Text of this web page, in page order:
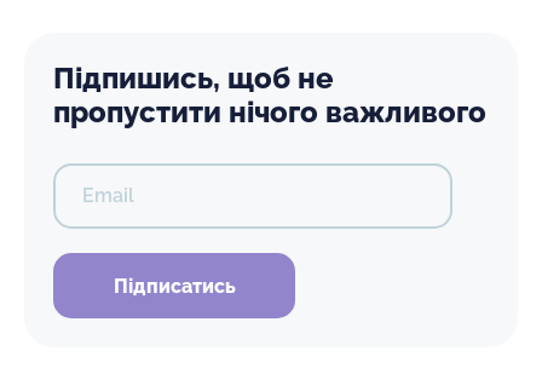
Підпишись, щоб не
пропустити нічого важливого
Email
Підписатись